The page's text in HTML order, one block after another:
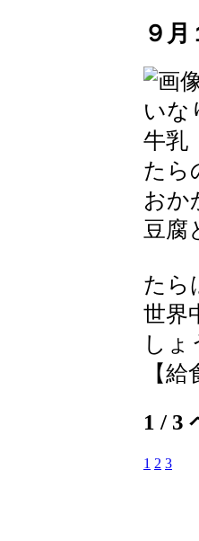
９月
いな
牛乳
たら
おか
豆腐
たら
世界
しょ
【
1 / 3
1 2 3